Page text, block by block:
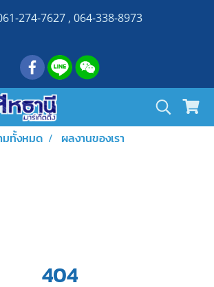
274-7627 , 064-338-8973
มทั้งหมด ผลงานของเรา
404